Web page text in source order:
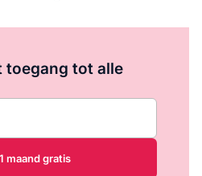
toegang tot alle
maand gratis